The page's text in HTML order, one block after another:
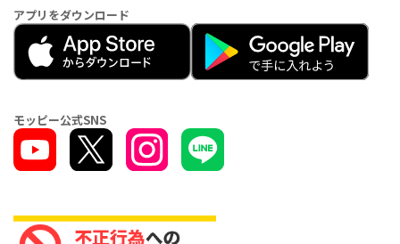
アプリをダウンロード
モッピー公式SNS